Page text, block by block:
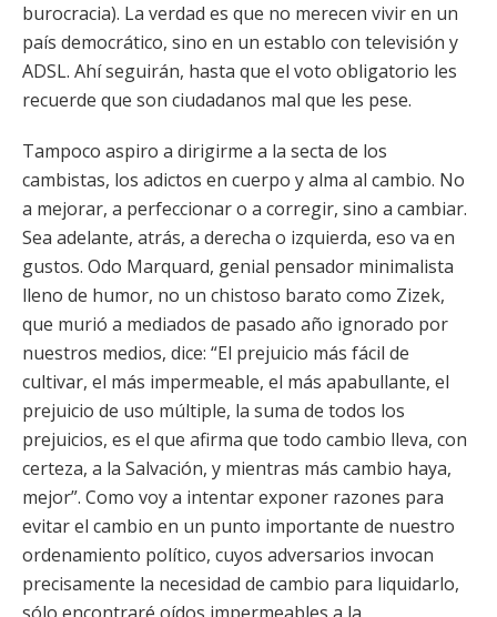
burocracia). La verdad es que no merecen vivir en un
país democrático, sino en un establo con televisión y
ADSL. Ahí seguirán, hasta que el voto obligatorio les
recuerde que son ciudadanos mal que les pese.
Tampoco aspiro a dirigirme a la secta de los
cambistas, los adictos en cuerpo y alma al cambio. No
a mejorar, a perfeccionar o a corregir, sino a cambiar.
Sea adelante, atrás, a derecha o izquierda, eso va en
gustos. Odo Marquard, genial pensador minimalista
lleno de humor, no un chistoso barato como Zizek,
que murió a mediados de pasado año ignorado por
nuestros medios, dice: “El prejuicio más fácil de
cultivar, el más impermeable, el más apabullante, el
prejuicio de uso múltiple, la suma de todos los
prejuicios, es el que afirma que todo cambio lleva, con
certeza, a la Salvación, y mientras más cambio haya,
mejor”. Como voy a intentar exponer razones para
evitar el cambio en un punto importante de nuestro
ordenamiento político, cuyos adversarios invocan
precisamente la necesidad de cambio para liquidarlo,